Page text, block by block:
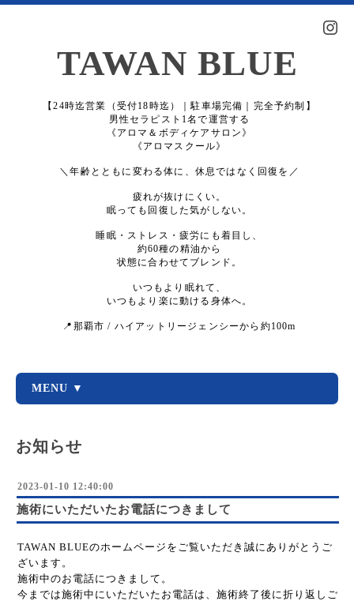
TAWAN BLUE
【24時迄営業（受付18時迄）｜駐車場完備｜完全予約制】
男性セラピスト1名で運営する
《アロマ＆ボディケアサロン》
《アロマスクール》
＼年齢とともに変わる体に、休息ではなく回復を／
疲れが抜けにくい。
眠っても回復した気がしない。
睡眠・ストレス・疲労にも着目し、
約60種の精油から
状態に合わせてブレンド。
いつもより眠れて、
いつもより楽に動ける身体へ。
📍那覇市 / ハイアットリージェンシーから約100m
MENU ▼
お知らせ
2023-01-10 12:40:00
施術にいただいたお電話につきまして
TAWAN BLUEのホームページをご覧いただき誠にありがとうご
ざいます。
施術中のお電話につきまして。
今までは施術中にいただいたお電話は、施術終了後に折り返しご